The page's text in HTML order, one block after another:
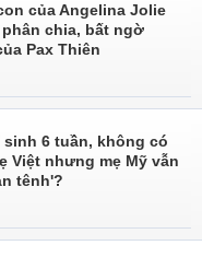
của Angelina Jolie
chia, bất ngờ
Pax Thiên
6 tuần, không có
Việt nhưng mẹ Mỹ vẫn
tênh'?